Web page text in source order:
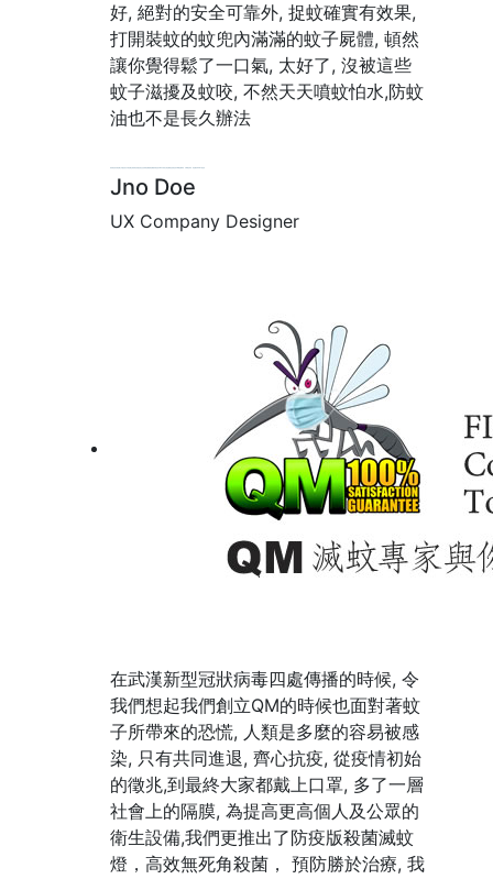
好, 絕對的安全可靠外, 捉蚊確實有效果,
打開裝蚊的蚊兜內滿滿的蚊子屍體, 頓然
讓你覺得鬆了一口氣, 太好了, 沒被這些
蚊子滋擾及蚊咬, 不然天天噴蚊怕水,防蚊
油也不是長久辦法
Jno Doe
UX Company Designer
在武漢新型冠狀病毒四處傳播的時候, 令
我們想起我們創立QM的時候也面對著蚊
子所帶來的恐慌, 人類是多麼的容易被感
染, 只有共同進退, 齊心抗疫, 從疫情初始
的徵兆,到最終大家都戴上口罩, 多了一層
社會上的隔膜, 為提高更高個人及公眾的
衛生設備,我們更推出了防疫版殺菌滅蚊
燈，高效無死角殺菌， 預防勝於治療, 我